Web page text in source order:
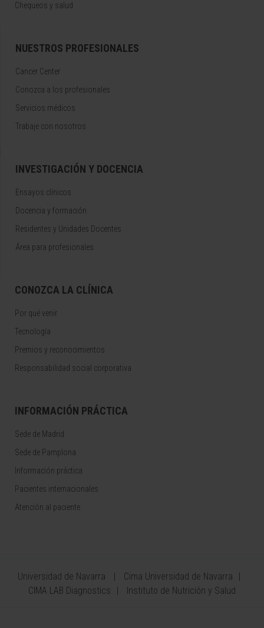
Chequeos y salud
NUESTROS PROFESIONALES
Cancer Center
Conozca a los profesionales
Servicios médicos
Trabaje con nosotros
INVESTIGACIÓN Y DOCENCIA
Ensayos clínicos
Docencia y formación
Residentes y Unidades Docentes
Área para profesionales
CONOZCA LA CLÍNICA
Por qué venir
Tecnología
Premios y reconocimientos
Responsabilidad social corporativa
INFORMACIÓN PRÁCTICA
Sede de Madrid
Sede de Pamplona
Información práctica
Pacientes internacionales
Atención al paciente
Universidad de Navarra
Cima Universidad de Navarra
CIMA LAB Diagnostics
Instituto de Nutrición y Salud